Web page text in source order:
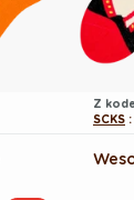
Z
SCKS :